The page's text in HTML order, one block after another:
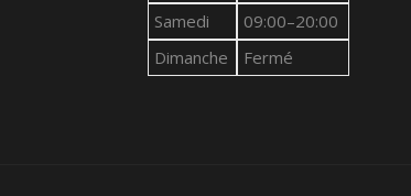
Samedi
09:00–20:00
Dimanche
Fermé